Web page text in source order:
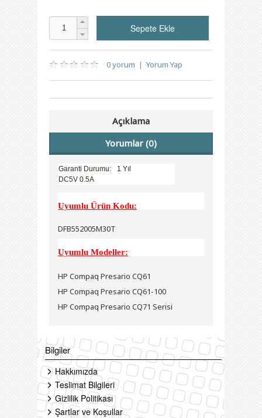
0 yorum | Yorum Yap
Açıklama
Yorumlar (0)
Garanti Durumu:
1 Yıl
DC5V 0.5A
Uyumlu Ürün Kodu:
DFB552005M30T
Uyumlu Modeller:
HP Compaq Presario CQ61
HP Compaq Presario CQ61-100
HP Compaq Presario CQ71 Serisi
Bilgiler
Hakkımızda
Teslimat Bilgileri
Gizlilik Politikası
Şartlar ve Koşullar